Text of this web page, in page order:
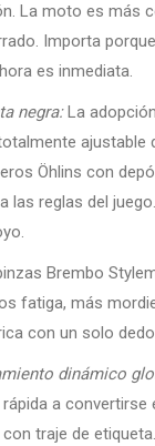
La moto es más
Importa
es inmediata.
negra:La
ajustable
Öhlins con
las reglas del
Brembo
fatiga, más
con un solo
dinámico
a convertirse
traje de etiqueta.